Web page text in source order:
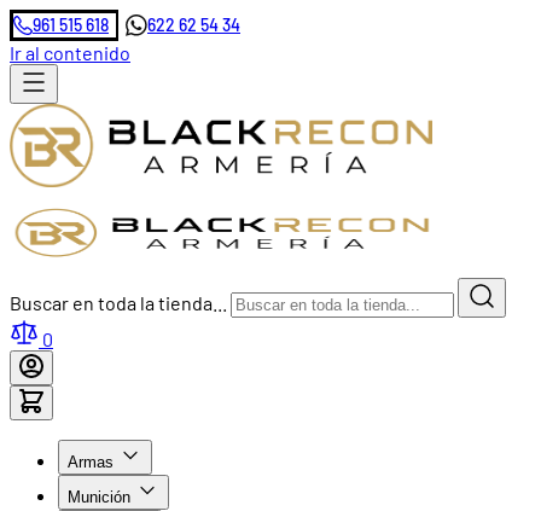
961 515 618 622 62 54 34
Ir al contenido
Buscar en toda la tienda...
0
Armas
Munición